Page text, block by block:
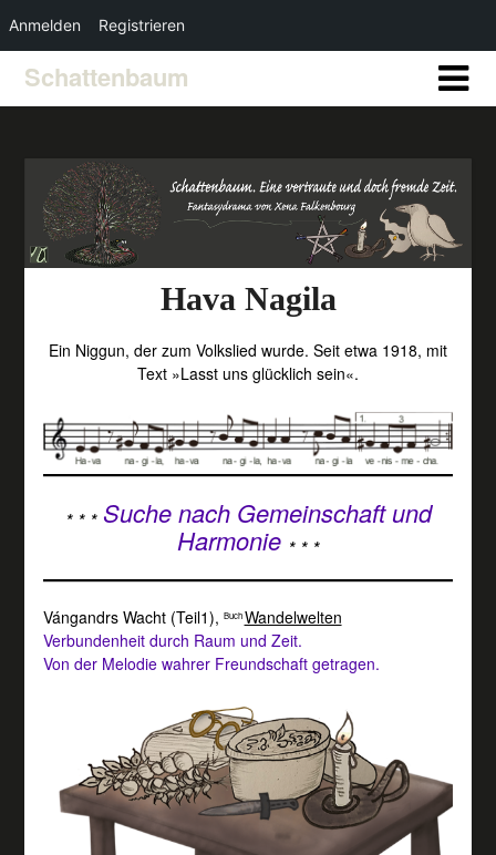
Schattenbaum
Hava Nagila
Ein Niggun, der zum Volkslied wurde. Seit etwa 1918, mit
Text »Lasst uns glücklich sein«.
* * * Suche nach Gemeinschaft und
Harmonie * * *
Vángandrs Wacht (Teil1), BuchWandelwelten
Verbundenheit durch Raum und Zeit.
Von der Melodie wahrer Freundschaft getragen.
Anmelden Registrieren